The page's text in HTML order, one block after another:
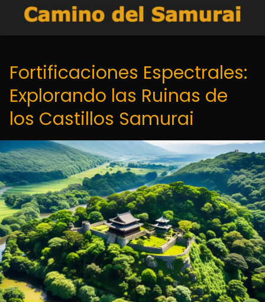
Fortificaciones Espectrales:
Explorando las Ruinas de
los Castillos Samurai